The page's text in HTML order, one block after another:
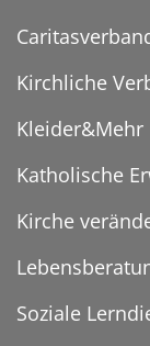
Kirchliche
Kleider&Mehr
Katholische
Kirche
Soziale